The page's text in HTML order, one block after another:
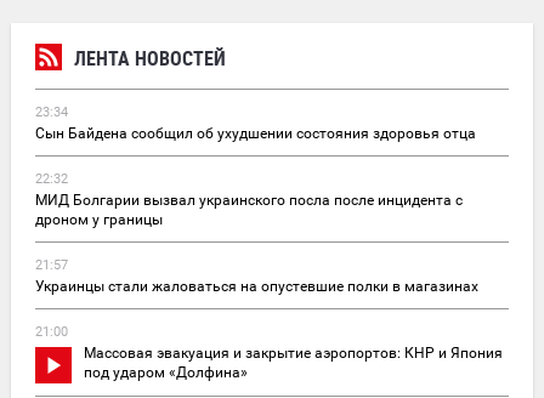
ЛЕНТА НОВОСТЕЙ
23:34
Сын Байдена сообщил об ухудшении состояния здоровья отца
22:32
МИД Болгарии вызвал украинского посла после инцидента с
дроном у границы
21:57
Украинцы стали жаловаться на опустевшие полки в магазинах
21:00
Массовая эвакуация и закрытие аэропортов: КНР и Япония
под ударом «Долфина»